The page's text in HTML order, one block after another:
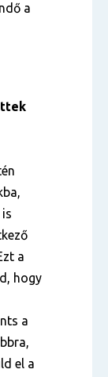
a
a
hogy
a
el a